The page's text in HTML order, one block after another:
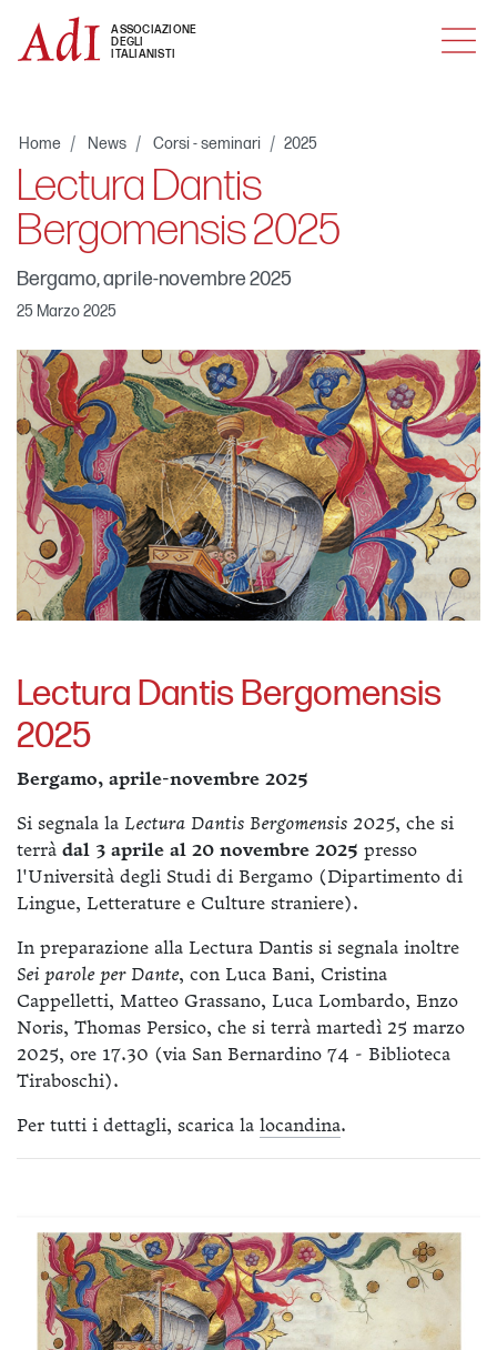
ASSOCIAZIONE
DEGLI
ITALIANISTI
MENU
Home News Corsi - seminari 2025
Lectura Dantis
Bergomensis 2025
Bergamo, aprile-novembre 2025
25 Marzo 2025
Lectura Dantis Bergomensis
2025
Bergamo, aprile-novembre 2025
Si segnala la Lectura Dantis Bergomensis 2025, che si
terrà dal 3 aprile al 20 novembre 2025 presso
l'Università degli Studi di Bergamo (Dipartimento di
Lingue, Letterature e Culture straniere).
In preparazione alla Lectura Dantis si segnala inoltre
Sei parole per Dante, con Luca Bani, Cristina
Cappelletti, Matteo Grassano, Luca Lombardo, Enzo
Noris, Thomas Persico, che si terrà martedì 25 marzo
2025, ore 17.30 (via San Bernardino 74 - Biblioteca
Tiraboschi).
Per tutti i dettagli, scarica la locandina.